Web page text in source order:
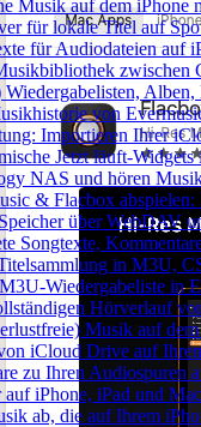
Musik auf dem iPhone
für lokale Titel auf
für Audiodateien auf
von
Importieren Ihrer
Jetzt läuft-
NAS und hören
& Flacbox
über WebDAV
Songtexte,
in M3U,
Wiedergabeliste in
Hörverlauf
Musik auf
iCloud Drive auf
zu Ihren Audiospuren
auf iPhone, iPad und
ab, die auf Ihrem